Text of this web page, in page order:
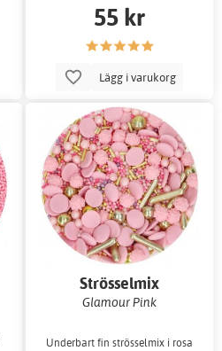
55 kr
Lägg i varukorg
Strösselmix
Glamour Pink
Underbart fin strösselmix i rosa